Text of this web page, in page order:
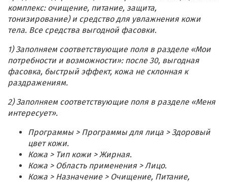
комплекс: очищение, питание, защита,
тонизирование) и средство для увлажнения кожи
тела. Все средства выгодной фасовки.
1) Заполняем соответствующие поля в разделе «Мои
потребности и возможности»: после 30, выгодная
фасовка, быстрый эффект, кожа не склонная к
раздражениям.
2) Заполняем соответствующие поля в разделе «Меня
интересует».
Программы > Программы для лица > Здоровый
цвет кожи.
Кожа > Тип кожи > Жирная.
Кожа > Область применения > Лицо.
Кожа > Назначение > Очищение, Питание,